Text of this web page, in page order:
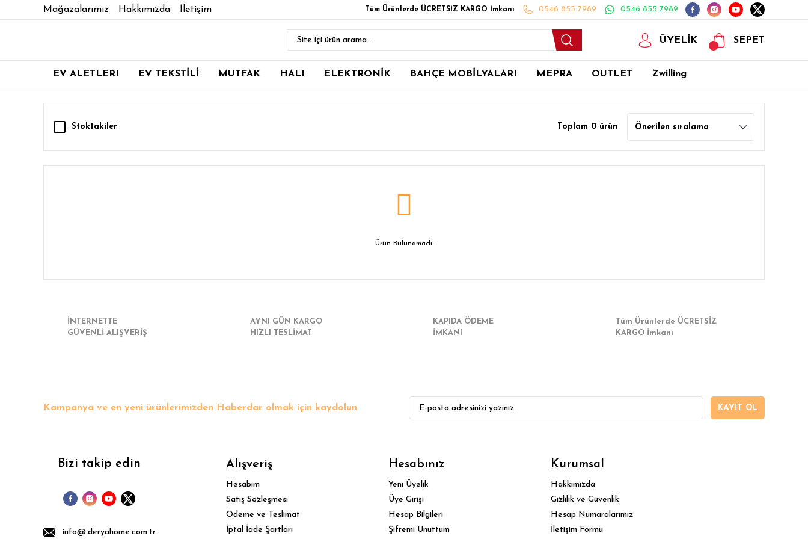
Mağazalarımız Hakkımızda İletişim Tüm Ürünlerde ÜCRETSİZ KARGO İmkanı 0546 855 7989 0546 855 7989
ÜYELİK SEPET
EV ALETLERI EV TEKSTİLİ MUTFAK HALI ELEKTRONİK BAHÇE MOBİLYALARI MEPRA OUTLET Zwilling
Stoktakiler Toplam 0 ürün
Ürün Bulunamadı.
İNTERNETTE
GÜVENLİ ALIŞVERİŞ
AYNI GÜN KARGO
HIZLI TESLİMAT
KAPIDA ÖDEME
İMKANI
Tüm Ürünlerde ÜCRETSİZ
KARGO İmkanı
Kampanya ve en yeni ürünlerimizden Haberdar olmak için kaydolun KAYIT OL
Bizi takip edin
info@.deryahome.com.tr
Alışveriş
Hesabım
Satış Sözleşmesi
Ödeme ve Teslimat
İptal İade Şartları
Hesabınız
Yeni Üyelik
Üye Girişi
Hesap Bilgileri
Şifremi Unuttum
Kurumsal
Hakkımızda
Gizlilik ve Güvenlik
Hesap Numaralarımız
İletişim Formu